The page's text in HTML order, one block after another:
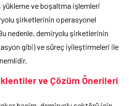
ve boşaltma işlemleri
şirketlerinin operasyonel
nedenle, demiryolu şirketlerinin
gibi) ve süreç iyileştirmeleri ile
ve Çözüm Önerileri